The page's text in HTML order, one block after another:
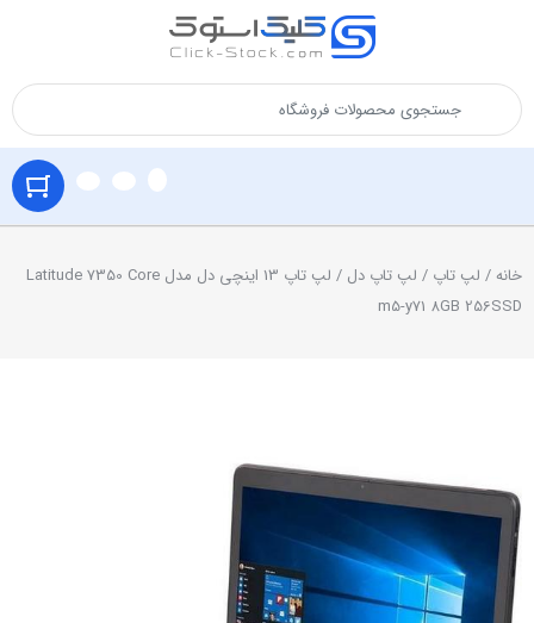
خانه/ لپ تاپ / لپ تاپ دل
/ لپ تاپ 13 اینچی دل مدل Latitude 7350 Core
m5-y71 8GB 256SSD